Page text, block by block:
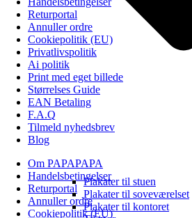
Plakater til stuen
Plakater til soveværelset
Plakater til kontoret
Returportal
Annuller ordre
Cookiepolitik (EU)
Privatlivspolitik
Ai politik
Print med eget billede
Størrelses Guide
EAN Betaling
F.A.Q
Tilmeld nyhedsbrev
Blog
Om PAPAPAPA
Handelsbetingelser
Returportal
Annuller ordre
Cookiepolitik (EU)